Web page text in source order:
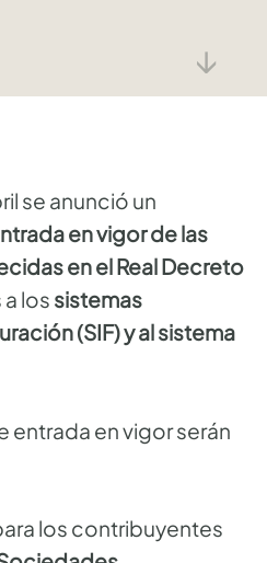
↓
se anunció un
en vigor de las
en el Real Decreto
a los sistemas
(SIF) y al sistema
entrada en vigor serán
los contribuyentes